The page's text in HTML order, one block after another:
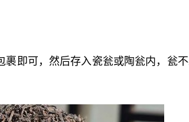
即可，然后存入瓷瓮或陶瓮内，瓮